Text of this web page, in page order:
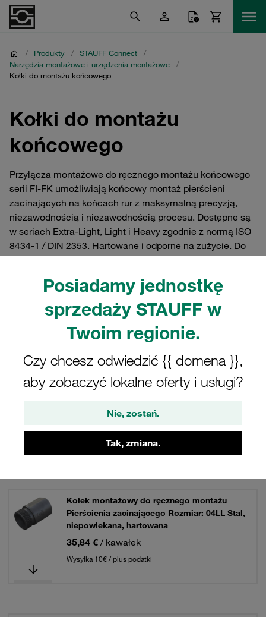
Posiadamy jednostkę
sprzedaży STAUFF w
Twoim regionie.
Czy chcesz odwiedzić {{ domena }},
aby zobaczyć lokalne oferty i usługi?
Nie, zostań.
Tak, zmiana.
/ Produkty / STAUFF Connect
/
Narzędzia montażowe i urządzenia montażowe
/
Kołki do montażu końcowego
Kołki do montażu
końcowego
Przyłącza montażowe do ręcznego montażu końcowego
serii FI-FK umożliwiają końcowy montaż pierścieni
zacinających na końcach rur z maksymalną precyzją,
niezawodnością i niezawodnością procesu. Dostępne są
w seriach Extra-Light, Light i Heavy zgodnie z normą ISO
8434-1 / DIN 2353. Hartowane i odporne na zużycie. Do
24°. Do hydrauliki.
Narzędzia montażowe i urządzenia montażowe
Kołek montażowy do ręcznego montażu
Pierścienia zacinającego Rozmiar: 04LL Stal,
niepowlekana, hartowana
35,84 € / kawałek
Wysyłka 10€ / plus podatki